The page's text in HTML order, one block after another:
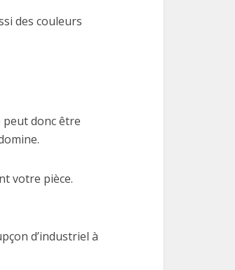
des couleurs
peut donc être
votre pièce.
d’industriel à